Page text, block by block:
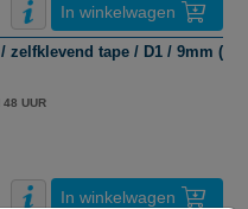
In winkelwagen
zelfklevend tape / D1 / 9mm
48 UUR
In winkelwagen